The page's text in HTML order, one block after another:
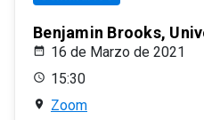
Benjamin Brooks,
16 de Marzo de 2021
15:30
Zoom